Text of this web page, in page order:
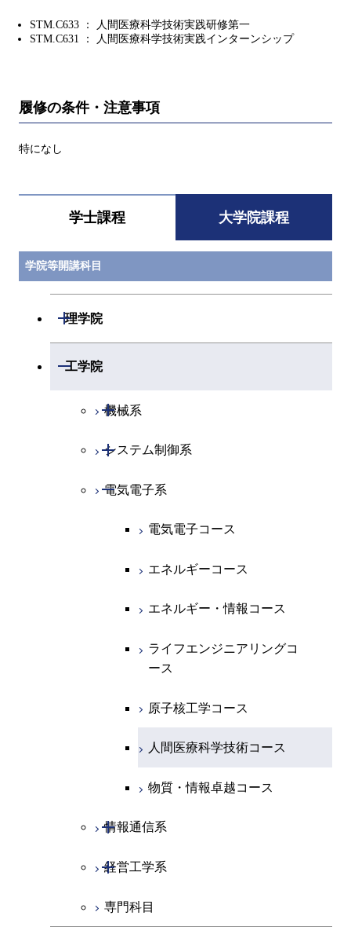
STM.C633 ： 人間医療科学技術実践研修第一
STM.C631 ： 人間医療科学技術実践インターンシップ
履修の条件・注意事項
特になし
学士課程 大学院課程
学院等開講科目
理学院
開閉
物理学系
物理学コース
物質・情報卓越コース
化学系
化学コース
エネルギーコース
エネルギー・情報コース
物質・情報卓越コース
地球惑星科学系
地球惑星科学コース
地球生命コース
専門科目
工学院
開閉
機械系
開閉
機械コース
エネルギーコース
エネルギー・情報コース
エンジニアリングデザイン
ース
システム制御系
開閉
システム制御コース
エンジニアリングデザイン
電気電子系
開閉
電気電子コース
エネルギーコース
エネルギー・情報コース
ライフエンジニアリングコ
ース
原子核工学コース
人間医療科学技術コース
物質・情報卓越コース
情報通信系
開閉
情報通信コース
エンジニアリングデザイン
コース
経営工学系
開閉
経営工学コース
専門科目